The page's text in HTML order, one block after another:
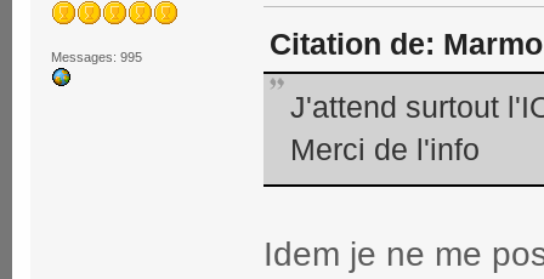
Messages: 995
Citation de:
J'attend surtout
Merci de l'info
Idem je ne me